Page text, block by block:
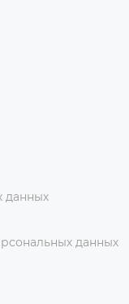
данных
данных